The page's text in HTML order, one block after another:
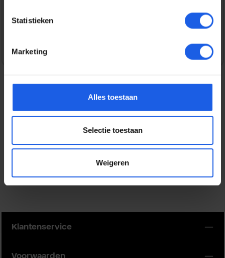
Statistieken
Marketing
Alles toestaan
Selectie toestaan
Weigeren
Veilig en snel betalen
hoesje dat je gemakkelijk urenlang comfortabel kunt
vasthouden.Het…Meer
Klantenservice
Voorwaarden